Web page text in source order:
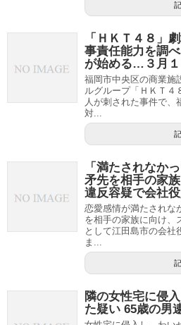
「ＨＫＴ４８」
事責任能力を調
が始める…３月
福岡市中央区の商業施
ルグループ「ＨＫＴ４
人が刺された事件で、
対...
「満たされなか
矛先を相手の家
違反容疑で会社
恋愛感情が満たされな
を相手の家族に向け、
として江田島市の会社
ま...
隣の女性宅に侵
た疑い 65歳の男